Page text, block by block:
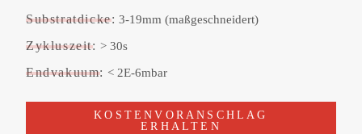
Substratdicke: 3-19mm (maßgeschneidert)
Zykluszeit: > 30s
Endvakuum: < 2E-6mbar
KOSTENVORANSCHLAG
ERHALTEN